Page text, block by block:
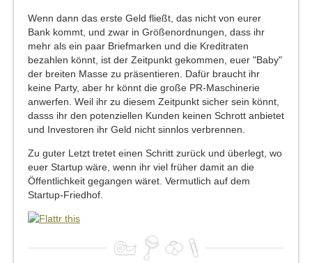
Wenn dann das erste Geld fließt, das nicht von eurer
Bank kommt, und zwar in Größenordnungen, dass ihr
mehr als ein paar Briefmarken und die Kreditraten
bezahlen könnt, ist der Zeitpunkt gekommen, euer "Baby"
der breiten Masse zu präsentieren. Dafür braucht ihr
keine Party, aber hr könnt die große PR-Maschinerie
anwerfen. Weil ihr zu diesem Zeitpunkt sicher sein könnt,
dasss ihr den potenziellen Kunden keinen Schrott anbietet
und Investoren ihr Geld nicht sinnlos verbrennen.
Zu guter Letzt tretet einen Schritt zurück und überlegt, wo
euer Startup wäre, wenn ihr viel früher damit an die
Öffentlichkeit gegangen wäret. Vermutlich auf dem
Startup-Friedhof.